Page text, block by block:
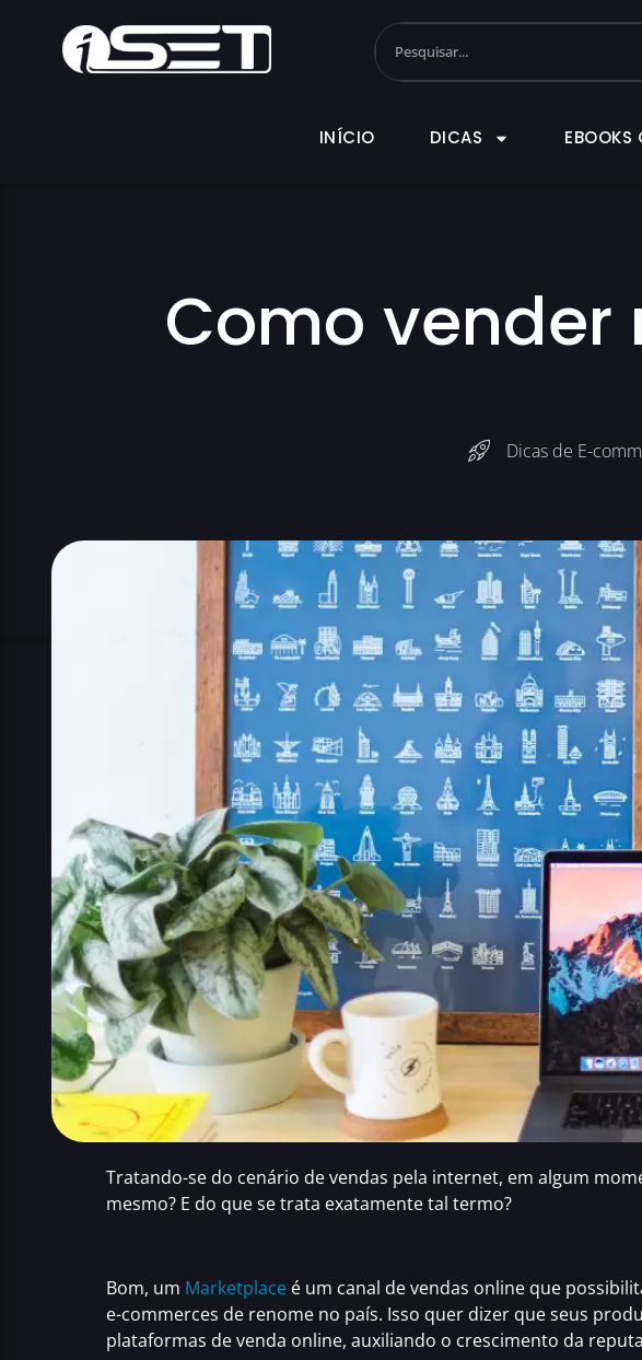
INÍCIO DICAS
INÍCIO DICAS EBOOKS
Como vender
Dicas de E-
Tratando-se do cenário de vendas pela internet, em algum
mesmo? E do que se trata exatamente tal termo?
Bom, um Marketplace é um canal de vendas online que
e-commerces de renome no país. Isso quer dizer queseus
plataformas de venda online, auxiliando o crescimento da